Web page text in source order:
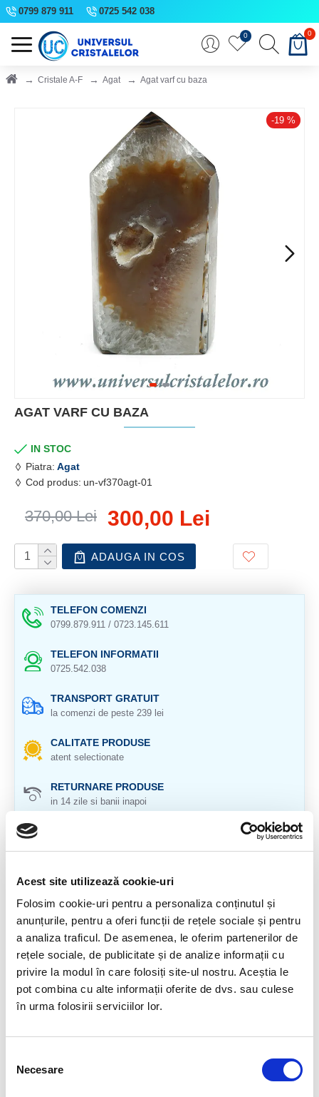
Acest site utilizează cookie-uri
Folosim cookie-uri pentru a personaliza conținutul și
anunțurile, pentru a oferi funcții de rețele sociale și pentru
a analiza traficul. De asemenea, le oferim partenerilor de
rețele sociale, de publicitate și de analize informații cu
privire la modul în care folosiți site-ul nostru. Aceștia le
pot combina cu alte informații oferite de dvs. sau culese
în urma folosirii serviciilor lor.
consimțământului
Necesare
0799 879 911 0725 542 038
0 0
Cristale A-F Agat Agat varf cu baza
-19 %
AGAT VARF CU BAZA
IN STOC
Piatra: Agat
Cod produs: un-vf370agt-01
300,00 Lei
370,00 Lei
ADAUGA IN COS
TELEFON COMENZI
0799.879.911 / 0723.145.611
TELEFON INFORMATII
0725.542.038
TRANSPORT GRATUIT
la comenzi de peste 239 lei
CALITATE PRODUSE
atent selectionate
RETURNARE PRODUSE
in 14 zile si banii inapoi
DESCRIERE PRODUS
Origine: Brazilia
Cristal natural 100%
Cristal unicat
Veti primi exact produsul din imagine.
Fiind un cristal natural, poate prezenta anumite
Culoarea poate diferi usor, in functie de rezolutia ecranului